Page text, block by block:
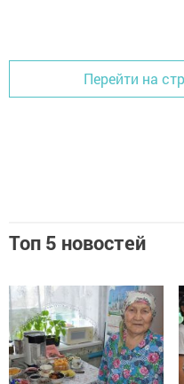
Перейти на
Топ 5 новостей